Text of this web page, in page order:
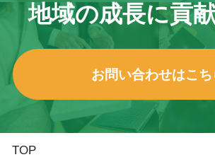
地域の成長に貢
お問い合わせはこち
TOP